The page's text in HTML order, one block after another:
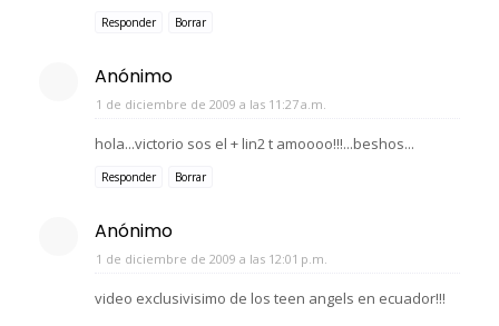
Responder Borrar
Anónimo
1 de diciembre de 2009 a las 11:27 a.m.
hola...victorio sos el + lin2 t amoooo!!!...beshos...
Responder Borrar
Anónimo
1 de diciembre de 2009 a las 12:01 p.m.
video exclusivisimo de los teen angels en ecuador!!!